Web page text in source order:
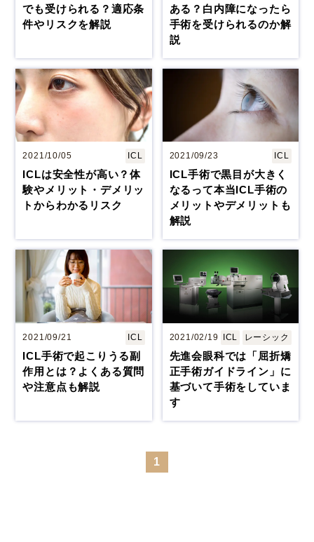
でも受けられる？適応条
件やリスクを解説
ある？白内障になったら
手術を受けられるのか解
説
2021/10/05 ICL
ICLは安全性が高い？体
験やメリット・デメリッ
トからわかるリスク
2021/09/23 ICL
ICL手術で黒目が大きく
なるって本当ICL手術の
メリットやデメリットも
解説
2021/09/21 ICL
ICL手術で起こりうる副
作用とは？よくある質問
や注意点も解説
2021/02/19 ICL レーシック
先進会眼科では「屈折矯
正手術ガイドライン」に
基づいて手術をしていま
す
1